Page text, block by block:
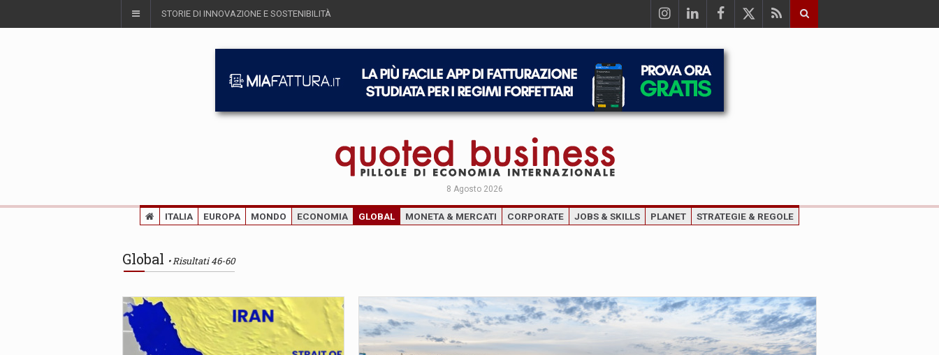
STORIE DI INNOVAZIONE E SOSTENIBILITÀ
8 Agosto 2026
ITALIA EUROPA MONDO ECONOMIA GLOBAL MONETA & MERCATI CORPORATE JOBS & SKILLS PLANET STRATEGIE & REGOLE
Global Risultati 46-60